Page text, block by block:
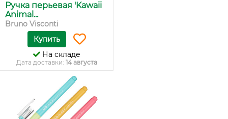
Ручка перьевая 'Kawaii
Animal...
Bruno Visconti
Купить
На складе
Дата доставки: 14 августа